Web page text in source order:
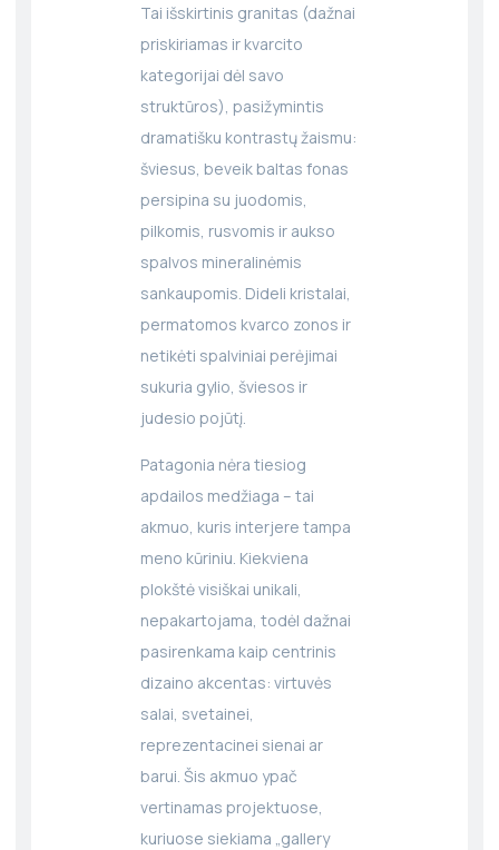
Tai išskirtinis granitas (dažnai
priskiriamas ir kvarcito
kategorijai dėl savo
struktūros), pasižymintis
dramatišku kontrastų žaismu:
šviesus, beveik baltas fonas
persipina su juodomis,
pilkomis, rusvomis ir aukso
spalvos mineralinėmis
sankaupomis. Dideli kristalai,
permatomos kvarco zonos ir
netikėti spalviniai perėjimai
sukuria gylio, šviesos ir
judesio pojūtį.
Patagonia nėra tiesiog
apdailos medžiaga – tai
akmuo, kuris interjere tampa
meno kūriniu. Kiekviena
plokštė visiškai unikali,
nepakartojama, todėl dažnai
pasirenkama kaip centrinis
dizaino akcentas: virtuvės
salai, svetainei,
reprezentacinei sienai ar
barui. Šis akmuo ypač
vertinamas projektuose,
kuriuose siekiama „gallery